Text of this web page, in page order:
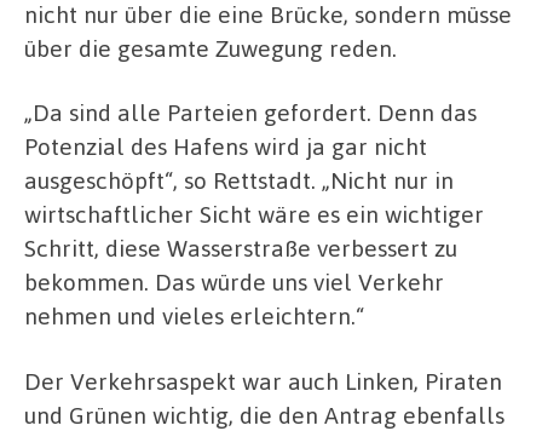
nicht nur über die eine Brücke, sondern müsse
über die gesamte Zuwegung reden.
„Da sind alle Parteien gefordert. Denn das
Potenzial des Hafens wird ja gar nicht
ausgeschöpft“, so Rettstadt. „Nicht nur in
wirtschaftlicher Sicht wäre es ein wichtiger
Schritt, diese Wasserstraße verbessert zu
bekommen. Das würde uns viel Verkehr
nehmen und vieles erleichtern.“
Der Verkehrsaspekt war auch Linken, Piraten
und Grünen wichtig, die den Antrag ebenfalls